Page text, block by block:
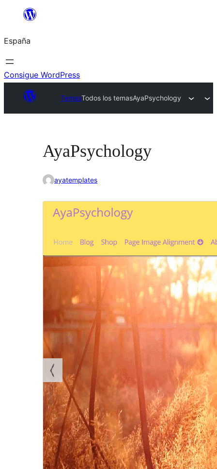
Saltar
contenido
España
Consigue WordPress
TemasTodos los temasAyaPsychology
AyaPsychology
ayatemplates